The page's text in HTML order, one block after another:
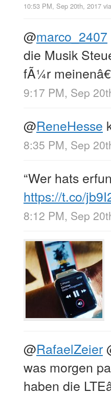
10:53 PM, Sep 20th, 2017 via
@marco_2407
die Musik
fÃ¼r
9:17 PM, Sep
@ReneHesse
8:35 PM, Sep
“Wer hats
https://t.co/
8:12 PM, Sep
@RafaelZeier
was morgen
haben die